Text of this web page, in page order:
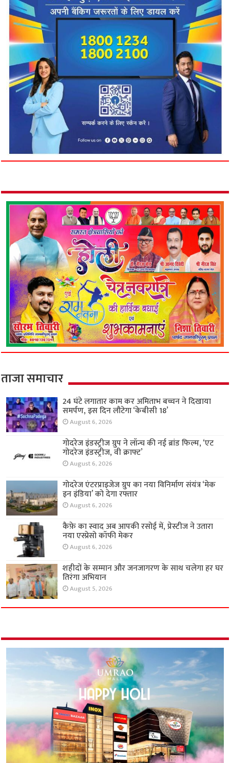
ताजा समाचार
24 घंटे लगातार काम कर अमिताभ बच्चन ने दिखाया
समर्पण, इस दिन लौटेगा ‘केबीसी 18’
August 6, 2026
गोदरेज इंडस्ट्रीज ग्रुप ने लॉन्च की नई ब्रांड फिल्म, ‘एट
गोदरेज इंडस्ट्रीज, वी क्राफ्ट’
August 6, 2026
गोदरेज एंटरप्राइजेज ग्रुप का नया विनिर्माण संयंत्र ‘मेक
इन इंडिया’ को देगा रफ्तार
August 6, 2026
कैफ़े का स्वाद अब आपकी रसोई में, प्रेस्टीज ने उतारा
नया एस्प्रेसो कॉफी मेकर
August 6, 2026
शहीदों के सम्मान और जनजागरण के साथ चलेगा हर घर
तिरंगा अभियान
August 5, 2026